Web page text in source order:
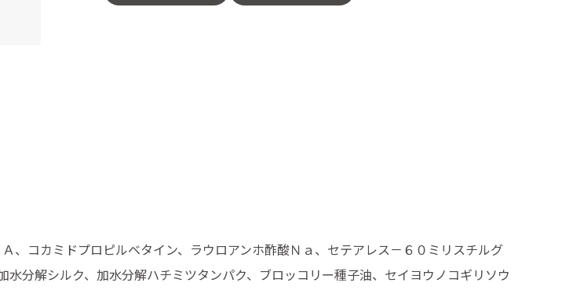
、コカミドプロピルベタイン、ラウロアンホ酢酸Ｎａ、セテアレス－６０ミリスチルグ
分解シルク、加水分解ハチミツタンパク、ブロッコリー種子油、セイヨウノコギリソウ